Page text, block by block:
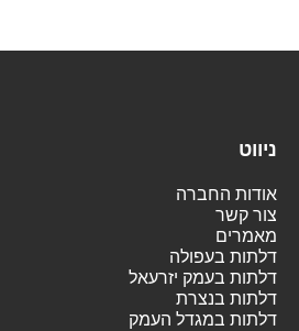
ניווט
אודות החברה
צור קשר
מאמרים
דלתות בעפולה
דלתות בעמק יזרעאל
דלתות בנצרת
דלתות במגדל העמק